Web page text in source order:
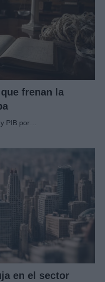
frenan la
PIB por…
en el sector